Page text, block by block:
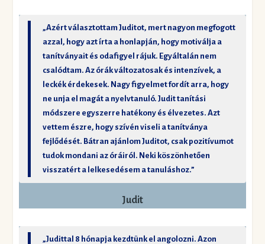
„Azért választottam Juditot, mert nagyon megfogott
azzal, hogy azt írta a honlapján, hogy motiválja a
tanítványait és odafigyel rájuk. Egyáltalán nem
csalódtam. Az órák változatosak és intenzívek, a
leckék érdekesek. Nagy figyelmet fordít arra, hogy
ne unja el magát a nyelvtanuló. Judit tanítási
módszere egyszerre hatékony és élvezetes. Azt
vettem észre, hogy szívén viseli a tanítványa
fejlődését. Bátran ajánlom Juditot, csak pozitívumot
tudok mondani az óráiról. Neki köszönhetően
visszatért a lelkesedésem a tanuláshoz.”
Judit
„Judittal 8 hónapja kezdtünk el angolozni. Azon